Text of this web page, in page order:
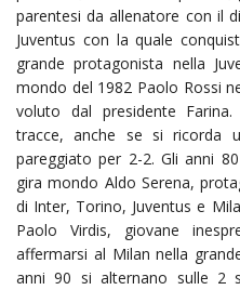
parentesi da allenatore con il
Juventus con la quale
grande protagonista nella
mondo del 1982 Paolo Rossi
voluto dal presidente
tracce, anche se si ricorda
pareggiato per 2-2. Gli anni
gira mondo Aldo Serena,
di Inter, Torino, Juventus e
Paolo Virdis, giovane
affermarsi al Milan nella
anni 90 si alternano sulle 2